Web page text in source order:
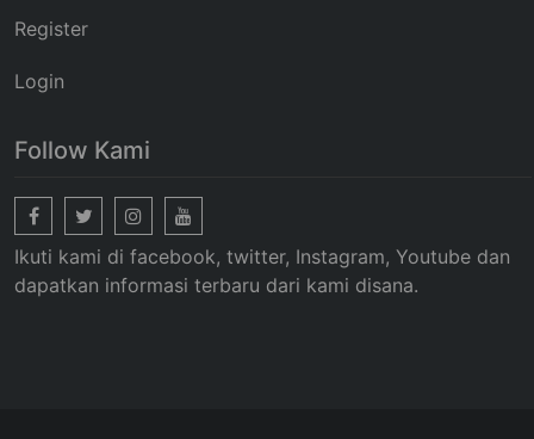
Register
Login
Follow Kami
Ikuti kami di facebook, twitter, Instagram, Youtube dan
dapatkan informasi terbaru dari kami disana.